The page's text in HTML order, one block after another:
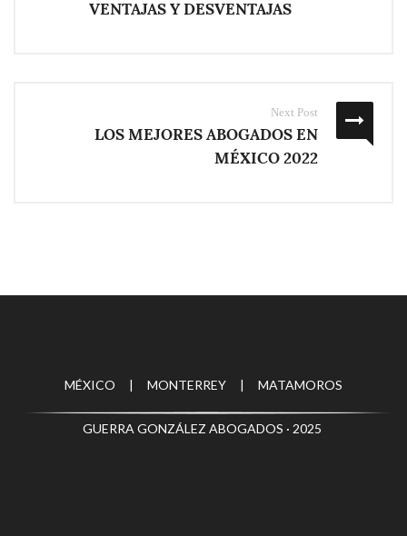
VENTAJAS Y DESVENTAJAS
Next Post
LOS MEJORES ABOGADOS EN
MÉXICO 2022
MÉXICO | MONTERREY | MATAMOROS
GUERRA GONZÁLEZ ABOGADOS · 2025